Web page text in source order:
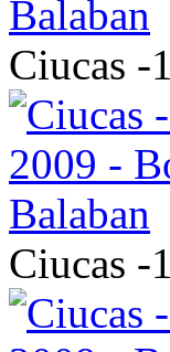
Ciucas -
Ciucas -